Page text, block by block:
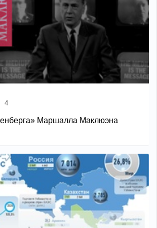
4
Маршалла Маклюэна